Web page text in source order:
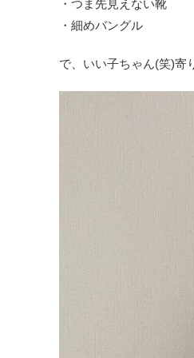
・つま先見えない靴
・細めバングル
で、いい子ちゃん(笑)寄